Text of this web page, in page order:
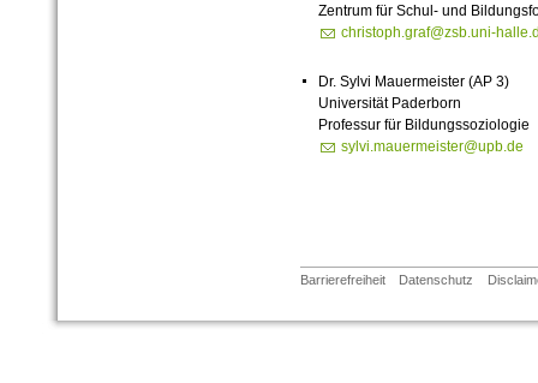
Zentrum für Schul- und
christoph.graf@zsb.uni-
Dr. Sylvi Mauermeister (AP 3)
Universität Paderborn
Professur für Bildungssoziologie
sylvi.mauermeister@upb.de
Barrierefreiheit Datenschutz